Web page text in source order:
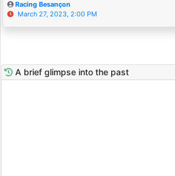
Racing Besançon
March 27, 2023, 2:00 PM
A brief glimpse into the past